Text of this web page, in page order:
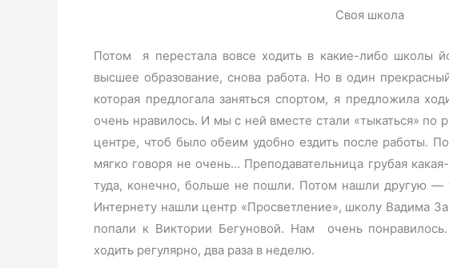
Своя школа
Потом я перестала вовсе ходить в какие-либо школы
высшее образование, снова работа. Но в один
которая предлогала заняться спортом, я предложила
очень нравилось. И мы с ней вместе стали «тыкаться» по
центре, чтоб было обеим удобно ездить после работы.
мягко говоря не очень… Преподавательница грубая
туда, конечно, больше не пошли. Потом нашли другую
Интернету нашли центр «Просветление», школу Вадима
попали к Виктории Бегуновой. Нам очень
ходить регулярно, два раза в неделю.